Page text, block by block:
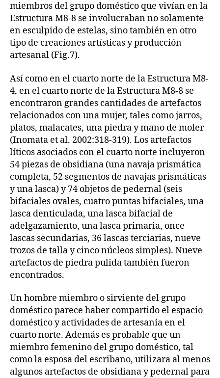
miembros del grupo doméstico que vivían en la
Estructura M8-8 se involucraban no solamente
en esculpido de estelas, sino también en otro
tipo de creaciones artísticas y producción
artesanal (Fig.7).
Así como en el cuarto norte de la Estructura M8-
4, en el cuarto norte de la Estructura M8-8 se
encontraron grandes cantidades de artefactos
relacionados con una mujer, tales como jarros,
platos, malacates, una piedra y mano de moler
(Inomata et al. 2002:318-319). Los artefactos
líticos asociados con el cuarto norte incluyeron
54 piezas de obsidiana (una navaja prismática
completa, 52 segmentos de navajas prismáticas
y una lasca) y 74 objetos de pedernal (seis
bifaciales ovales, cuatro puntas bifaciales, una
lasca denticulada, una lasca bifacial de
adelgazamiento, una lasca primaria, once
lascas secundarias, 36 lascas terciarias, nueve
trozos de talla y cinco núcleos simples). Nueve
artefactos de piedra pulida también fueron
encontrados.
Un hombre miembro o sirviente del grupo
doméstico parece haber compartido el espacio
doméstico y actividades de artesanía en el
cuarto norte. Además es probable que un
miembro femenino del grupo doméstico, tal
como la esposa del escribano, utilizara al menos
algunos artefactos de obsidiana y pedernal para